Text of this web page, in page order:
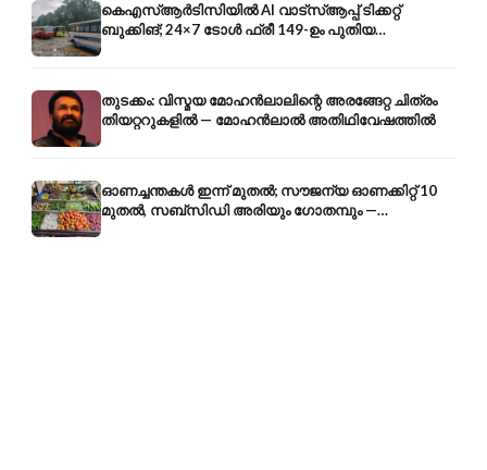
കെഎസ്ആർടിസിയിൽ AI വാട്സ്ആപ്പ് ടിക്കറ്റ്
ബുക്കിങ്; 24×7 ടോൾ ഫ്രീ 149-ഉം പുതിയ
കൊറിയറും
തുടക്കം: വിസ്മയ മോഹൻലാലിന്റെ അരങ്ങേറ്റ ചിത്രം
തിയറ്ററുകളിൽ — മോഹൻലാൽ അതിഥിവേഷത്തിൽ
ഓണച്ചന്തകൾ ഇന്ന് മുതൽ; സൗജന്യ ഓണക്കിറ്റ് 10
മുതൽ, സബ്സിഡി അരിയും ഗോതമ്പും —
വിലക്കയറ്റത്തിന് കടിഞ്ഞാൺ